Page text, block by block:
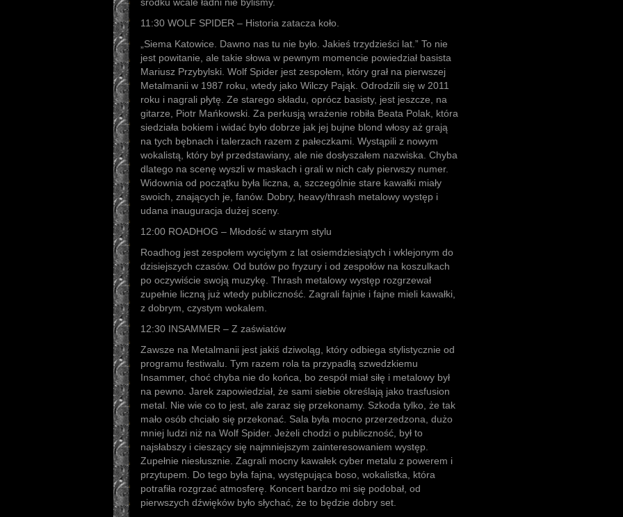
11:30 WOLF SPIDER – Historia zatacza koło.
„Siema Katowice. Dawno nas tu nie było. Jakieś trzydzieści lat.” To nie
jest powitanie, ale takie słowa w pewnym momencie powiedział basista
Mariusz Przybylski. Wolf Spider jest zespołem, który grał na pierwszej
Metalmanii w 1987 roku, wtedy jako Wilczy Pająk. Odrodzili się w 2011
roku i nagrali płytę. Ze starego składu, oprócz basisty, jest jeszcze, na
gitarze, Piotr Mańkowski. Za perkusją wrażenie robiła Beata Polak, która
siedziała bokiem i widać było dobrze jak jej bujne blond włosy aż grają
na tych bębnach i talerzach razem z pałeczkami. Wystąpili z nowym
wokalistą, który był przedstawiany, ale nie dosłyszałem nazwiska. Chyba
dlatego na scenę wyszli w maskach i grali w nich cały pierwszy numer.
Widownia od początku była liczna, a, szczególnie stare kawałki miały
swoich, znających je, fanów. Dobry, heavy/thrash metalowy występ i
udana inauguracja dużej sceny.
12:00 ROADHOG – Młodość w starym stylu
Roadhog jest zespołem wyciętym z lat osiemdziesiątych i wklejonym do
dzisiejszych czasów. Od butów po fryzury i od zespołów na koszulkach
po oczywiście swoją muzykę. Thrash metalowy występ rozgrzewał
zupełnie liczną już wtedy publiczność. Zagrali fajnie i fajne mieli kawałki,
z dobrym, czystym wokalem.
12:30 INSAMMER – Z zaświatów
Zawsze na Metalmanii jest jakiś dziwoląg, który odbiega stylistycznie od
programu festiwalu. Tym razem rola ta przypadłą szwedzkiemu
Insammer, choć chyba nie do końca, bo zespół miał siłę i metalowy był
na pewno. Jarek zapowiedział, że sami siebie określają jako trasfusion
metal. Nie wie co to jest, ale zaraz się przekonamy. Szkoda tylko, że tak
mało osób chciało się przekonać. Sala była mocno przerzedzona, dużo
mniej ludzi niż na Wolf Spider. Jeżeli chodzi o publiczność, był to
najsłabszy i cieszący się najmniejszym zainteresowaniem występ.
Zupełnie niesłusznie. Zagrali mocny kawałek cyber metalu z powerem i
przytupem. Do tego była fajna, występująca boso, wokalistka, która
potrafiła rozgrzać atmosferę. Koncert bardzo mi się podobał, od
pierwszych dźwięków było słychać, że to będzie dobry set.